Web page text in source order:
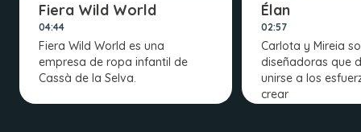
Fiera Wild World
04:44
Fiera Wild World es una
empresa de ropa infantil de
Cassà de la Selva.
Élan
02:57
Carlota y Mireia
diseñadoras que
unirse a los
crear